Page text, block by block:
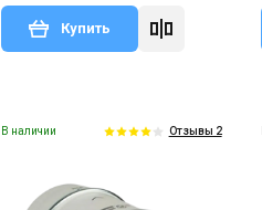
Купить
В наличии Отзывы 2